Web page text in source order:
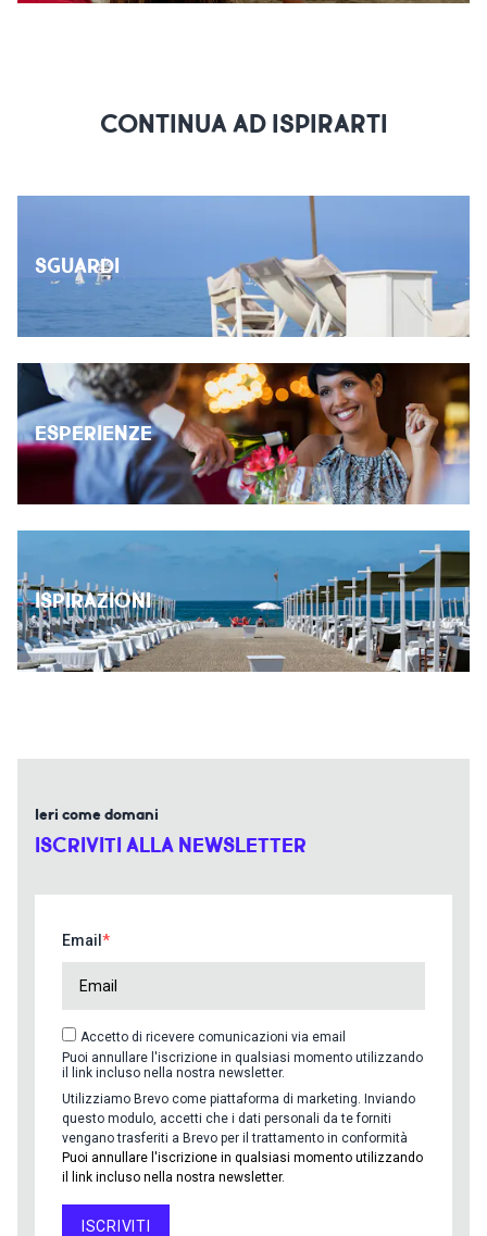
CONTINUA AD ISPIRARTI
SGUARDI
ESPERIENZE
ISPIRAZIONI
Ieri come domani
ISCRIVITI ALLA NEWSLETTER
Email
Accetto di ricevere comunicazioni via email
Puoi annullare l'iscrizione in qualsiasi momento utilizzando
il link incluso nella nostra newsletter.
Utilizziamo Brevo come piattaforma di marketing. Inviando
questo modulo, accetti che i dati personali da te forniti
vengano trasferiti a Brevo per il trattamento in conformità
Puoi annullare l'iscrizione in qualsiasi momento utilizzando
il link incluso nella nostra newsletter.
ISCRIVITI